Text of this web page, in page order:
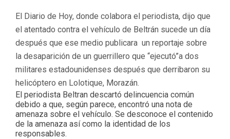
El Diario de Hoy, donde colabora el periodista, dijo que
el atentado contra el vehículo de Beltrán sucede un día
después que ese medio publicara un reportaje sobre
la desaparición de un guerrillero que “ejecutó”a dos
militares estadounidenses después que derribaron su
helicóptero en Lolotique, Morazán.
El periodista Beltran descartó delincuencia común
debido a que, según parece, encontró una nota de
amenaza sobre el vehículo. Se desconoce el contenido
de la amenaza así como la identidad de los
responsables.